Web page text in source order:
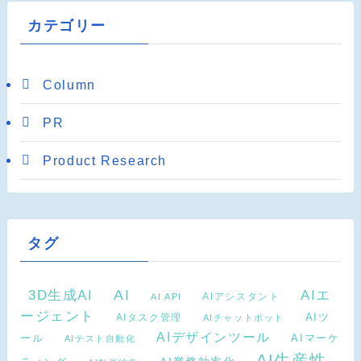
カテゴリー
Column
PR
Product Research
タグ
3D生成AI AI AI API AIアシスタント
AIエ
ージェント
AIタスク管理 AIチャットボット
AIツ
ール
AIテスト自動化 AIデザインツール
AIマーケ